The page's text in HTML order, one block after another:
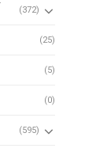
(372)
(25)
(5)
(0)
(595)